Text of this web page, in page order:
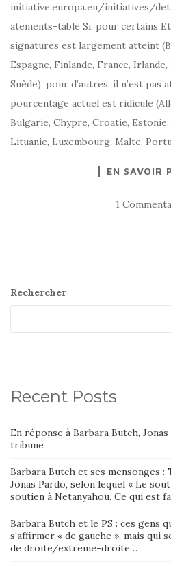
initiative.europa.eu/initiatives/
atements-table Si, pour certains
signatures est largement atteint
Espagne, Finlande, France,
Suède), pour d’autres, il n’est pas
pourcentage actuel est ridicule
Bulgarie, Chypre, Croatie,
Lituanie, Luxembourg, Malte,
EN SAVOIR
1
Rechercher
Recent Posts
En réponse à Barbara Butch,
tribune
Barbara Butch et ses mensonges :
Jonas Pardo, selon lequel « Le
soutien à Netanyahou. Ce qui est
Barbara Butch et le PS : ces gens
s’affirmer « de gauche », mais qui
de droite/extreme-droite…